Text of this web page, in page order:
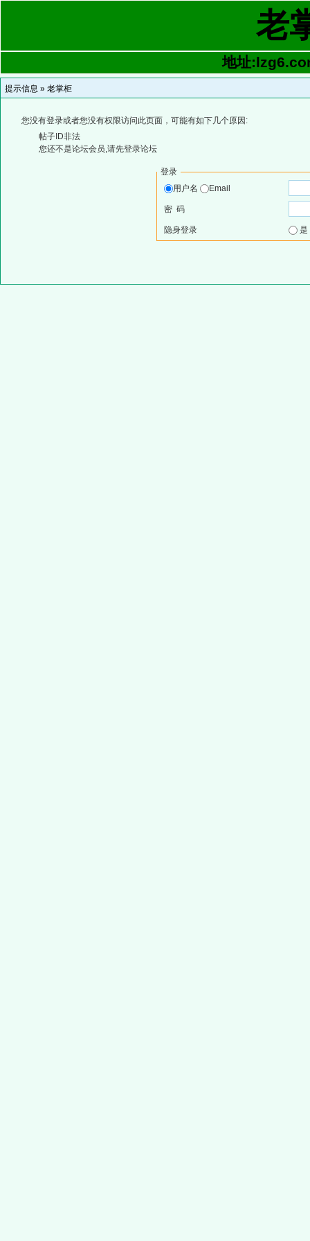
老
地址
提示信息 » 老掌柜
您没有登录或者您没有权限访问此页面，可能有如下几个原因:
帖子ID非法
您还不是论坛会员,请先登录论坛
登录
用户名
Email
密 码
隐身登录